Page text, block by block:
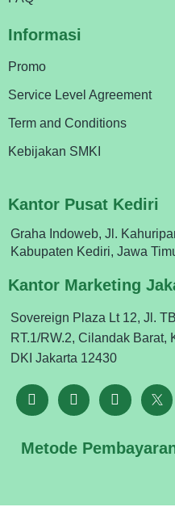
Informasi
Promo
Service Level Agreement
Term and Conditions
Kebijakan SMKI
Kantor Pusat Kediri
Graha Indoweb, Jl.
Kabupaten Kediri, Jawa
Kantor Marketing
Sovereign Plaza Lt 12, Jl.
RT.1/RW.2, Cilandak Barat,
DKI Jakarta 12430
Metode